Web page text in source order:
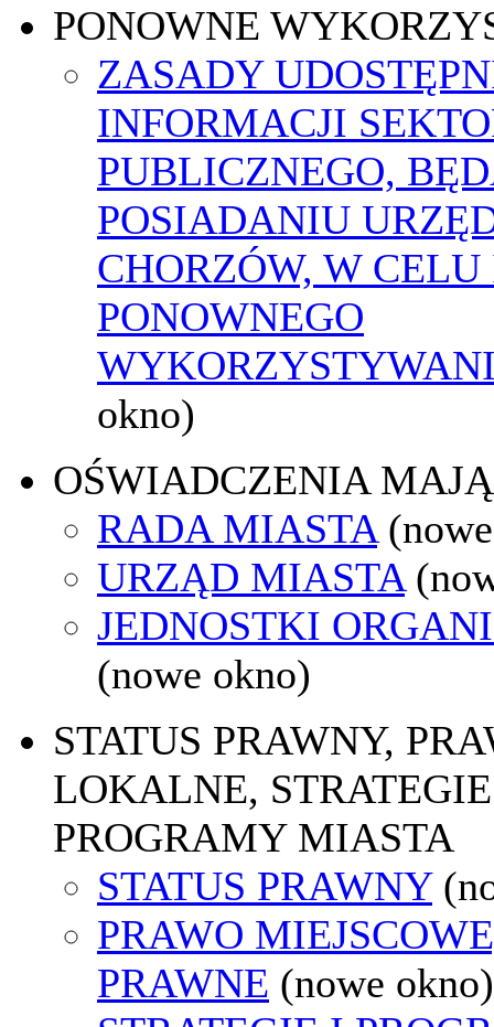
PONOWNE
ZASADY
INFORMACJI
PUBLICZNEGO,
POSIADANIU
CHORZÓW, W
PONOWNEGO
okno)
OŚWIADCZENIA
RADA MIASTA
URZĄD MIASTA
JEDNOSTKI
(nowe okno)
STATUS PRAWNY,
LOKALNE,
PROGRAMY MIASTA
STATUS PRAWNY
PRAWO
PRAWNE (nowe okno)